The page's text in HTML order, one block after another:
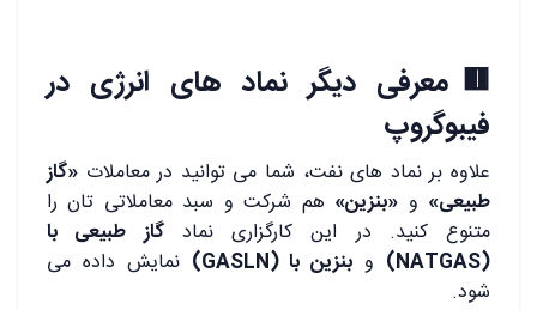
🟥معرفی دیگر نماد های انرژی در
فیبوگروپ
علاوه بر نماد های نفت، شما می توانید در معاملات «گاز
طبیعی» و «بنزین» هم شرکت و سبد معاملاتی تان را
متنوع کنید. در این کارگزاری نمادگاز طبیعی با
(NATGAS)
و بنزین با (GASLN)
نمایش داده می
شود.